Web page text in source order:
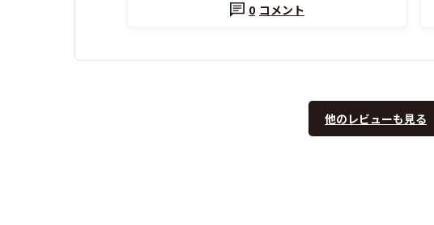
0 コメント
他のレビューも見る